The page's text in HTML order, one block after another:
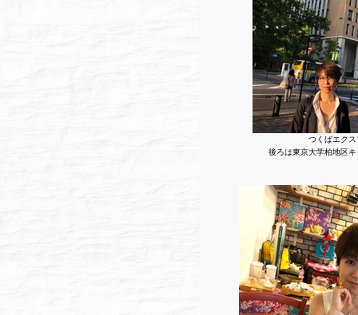
つくばエク
後ろは東京大学柏地区